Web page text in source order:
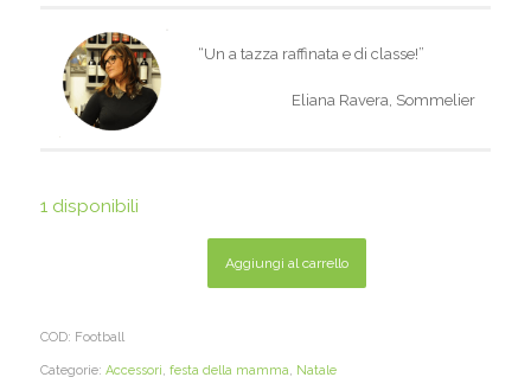
“Un a tazza raffinata e di classe!”
Eliana Ravera, Sommelier
1 disponibili
Aggiungi al carrello
COD: Football
Categorie: Accessori, festa della mamma, Natale